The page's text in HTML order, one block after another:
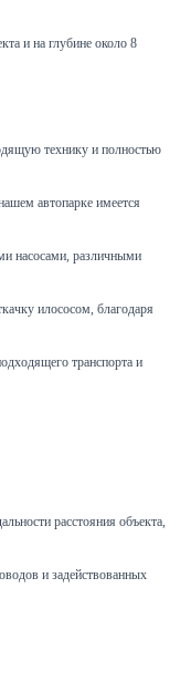
и на глубине около 8
технику и полностью
автопарке имеется
насосами, различными
илососом, благодаря
транспорта и
расстояния объекта,
и задействованных